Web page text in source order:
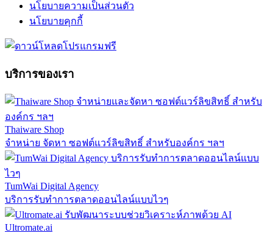
นโยบายความเป็นส่วนตัว
นโยบายคุกกี้
บริการของเรา
Thaiware Shop
จำหน่าย จัดหา ซอฟต์แวร์ลิขสิทธิ์ สำหรับองค์กร ฯลฯ
TumWai Digital Agency
บริการรับทำการตลาดออนไลน์แบบไวๆ
Ultromate.ai